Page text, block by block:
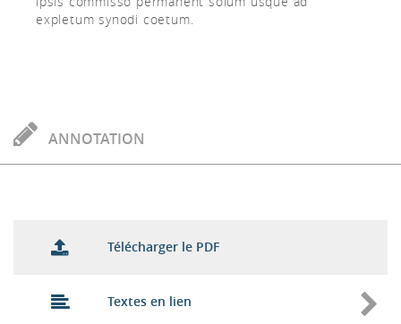
expletum synodi coetum.
ANNOTATION
Télécharger le PDF
Textes en lien